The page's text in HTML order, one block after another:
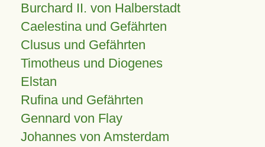
Burchard II. von Halberstadt
Caelestina und Gefährten
Clusus und Gefährten
Timotheus und Diogenes
Elstan
Rufina und Gefährten
Gennard von Flay
Johannes von Amsterdam